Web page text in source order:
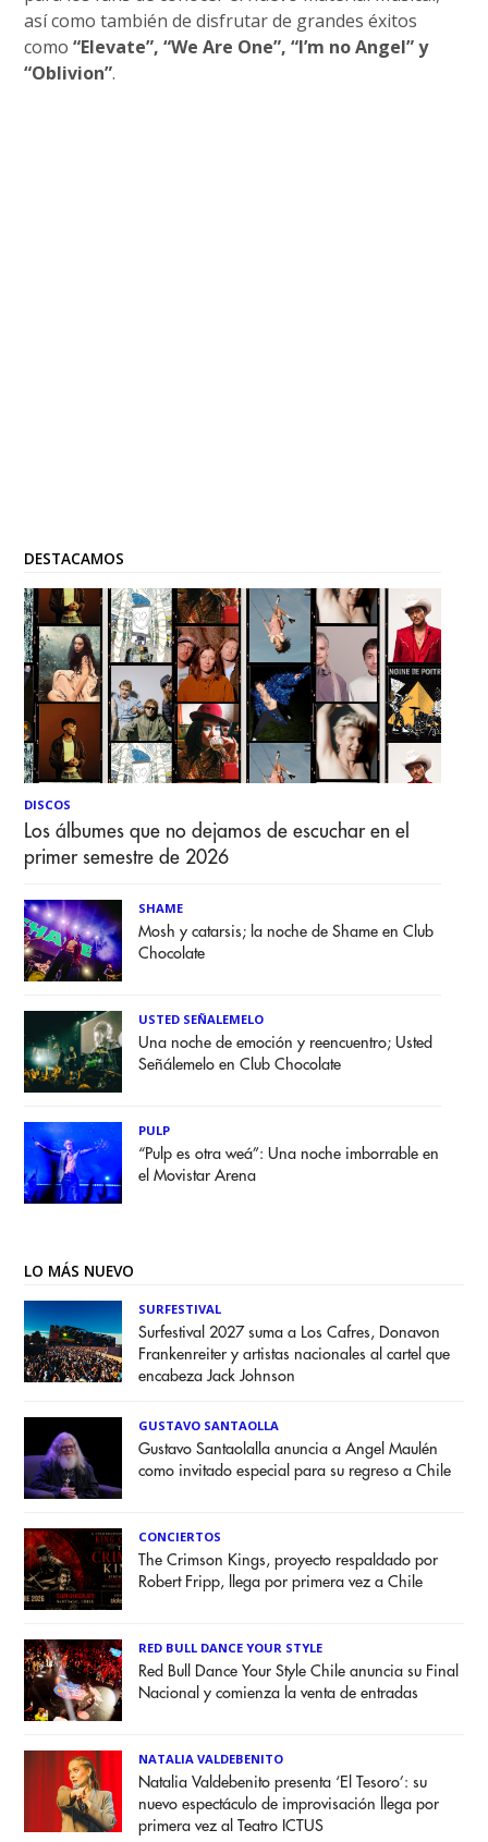
así como también de disfrutar de grandes éxitos
como“Elevate”, “We Are One”, “I’m no Angel” y
“Oblivion”.
DESTACAMOS
DISCOS
Los álbumes que no dejamos de escuchar en el
primer semestre de 2026
SHAME
Mosh y catarsis; la noche de Shame en Club
Chocolate
USTED SEÑALEMELO
Una noche de emoción y reencuentro; Usted
Señálemelo en Club Chocolate
PULP
“Pulp es otra weá”: Una noche imborrable en
el Movistar Arena
LO MÁS NUEVO
SURFESTIVAL
Surfestival 2027 suma a Los Cafres, Donavon
Frankenreiter y artistas nacionales al cartel que
encabeza Jack Johnson
GUSTAVO SANTAOLLA
Gustavo Santaolalla anuncia a Angel Maulén
como invitado especial para su regreso a Chile
CONCIERTOS
The Crimson Kings, proyecto respaldado por
Robert Fripp, llega por primera vez a Chile
RED BULL DANCE YOUR STYLE
Red Bull Dance Your Style Chile anuncia su Final
Nacional y comienza la venta de entradas
NATALIA VALDEBENITO
Natalia Valdebenito presenta ‘El Tesoro’: su
nuevo espectáculo de improvisación llega por
primera vez al Teatro ICTUS